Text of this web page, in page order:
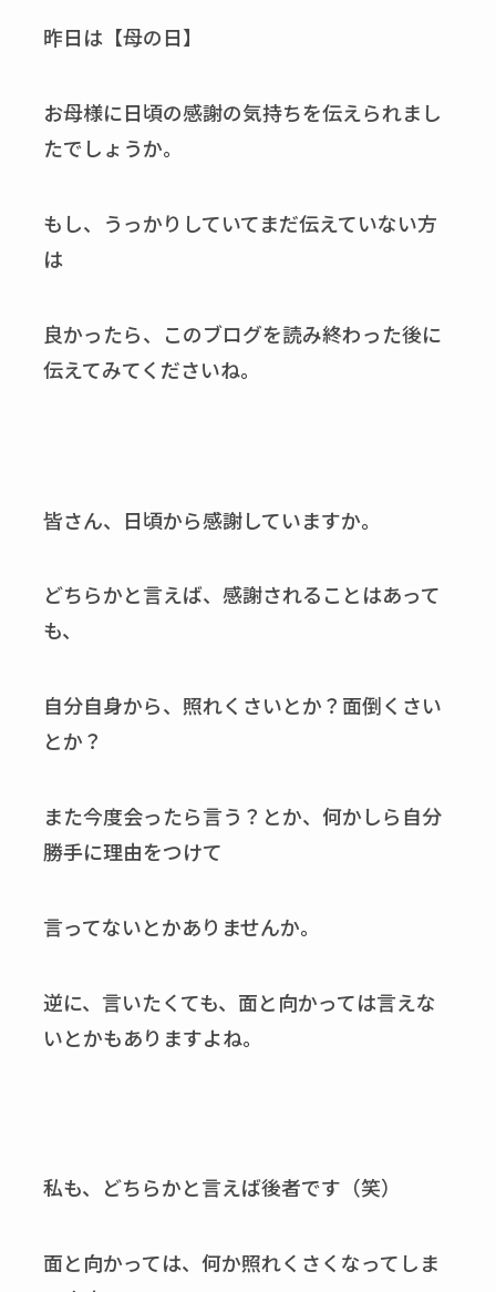
昨日は【母の日】
お母様に日頃の感謝の気持ちを伝えられまし
たでしょうか。
もし、うっかりしていてまだ伝えていない方
は
良かったら、このブログを読み終わった後に
伝えてみてくださいね。
皆さん、日頃から感謝していますか。
どちらかと言えば、感謝されることはあって
も、
自分自身から、照れくさいとか？面倒くさい
とか？
また今度会ったら言う？とか、何かしら自分
勝手に理由をつけて
言ってないとかありませんか。
逆に、言いたくても、面と向かっては言えな
いとかもありますよね。
私も、どちらかと言えば後者です（笑）
面と向かっては、何か照れくさくなってしま